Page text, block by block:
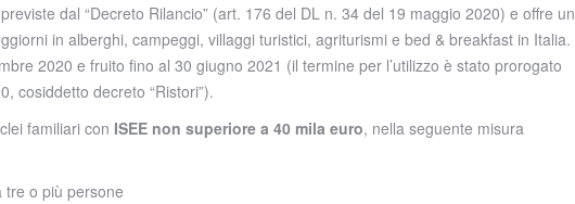
dal “Decreto Rilancio” (art. 176 del DL n. 34 del 19 maggio 2020) e offre un
in alberghi, campeggi, villaggi turistici, agriturismi e bed & breakfast in Italia.
2020 e fruito fino al 30 giugno 2021 (il termine per l’utilizzo è stato prorogato
cosiddetto decreto “Ristori”).
familiari con ISEE non superiore a 40 mila euro, nella seguente misura
tre o più persone